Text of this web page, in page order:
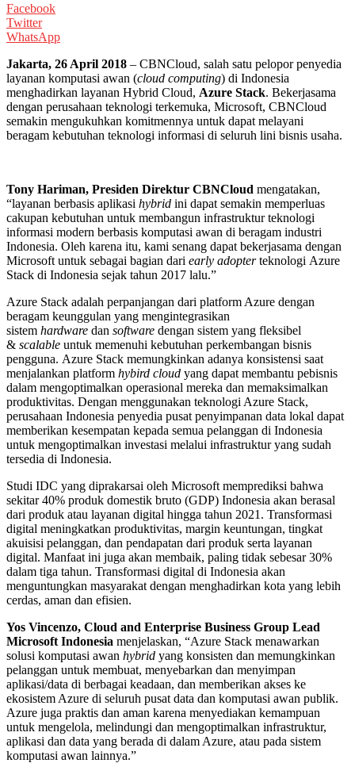
Facebook
Twitter
WhatsApp
Jakarta, 26 April 2018 – CBNCloud, salah satu pelopor penyedia
layanan komputasi awan (cloud computing) di Indonesia
menghadirkan layanan Hybrid Cloud, Azure Stack. Bekerjasama
dengan perusahaan teknologi terkemuka, Microsoft, CBNCloud
semakin mengukuhkan komitmennya untuk dapat melayani
beragam kebutuhan teknologi informasi di seluruh lini bisnis usaha.
Tony Hariman, Presiden Direktur CBNCloud mengatakan,
“layanan berbasis aplikasi hybrid ini dapat semakin memperluas
cakupan kebutuhan untuk membangun infrastruktur teknologi
informasi modern berbasis komputasi awan di beragam industri
Indonesia. Oleh karena itu, kami senang dapat bekerjasama dengan
Microsoft untuk sebagai bagian dari early adopterteknologi Azure
Stack di Indonesia sejak tahun 2017 lalu.”
Azure Stack adalah perpanjangan dari platform Azure dengan
beragam keunggulan yang mengintegrasikan
sistem hardware dan software dengan sistem yang fleksibel
& scalable untuk memenuhi kebutuhan perkembangan bisnis
pengguna. Azure Stack memungkinkan adanya konsistensi saat
menjalankan platform hybird cloud yang dapat membantu pebisnis
dalam mengoptimalkan operasional mereka dan memaksimalkan
produktivitas. Dengan menggunakan teknologi Azure Stack,
perusahaan Indonesia penyedia pusat penyimpanan data lokal dapat
memberikan kesempatan kepada semua pelanggan di Indonesia
untuk mengoptimalkan investasi melalui infrastruktur yang sudah
tersedia di Indonesia.
Studi IDC yang diprakarsai oleh Microsoft memprediksi bahwa
sekitar 40% produk domestik bruto (GDP) Indonesia akan berasal
dari produk atau layanan digital hingga tahun 2021. Transformasi
digital meningkatkan produktivitas, margin keuntungan, tingkat
akuisisi pelanggan, dan pendapatan dari produk serta layanan
digital. Manfaat ini juga akan membaik, paling tidak sebesar 30%
dalam tiga tahun. Transformasi digital di Indonesia akan
menguntungkan masyarakat dengan menghadirkan kota yang lebih
cerdas, aman dan efisien.
Yos Vincenzo, Cloud and Enterprise Business Group Lead
Microsoft Indonesia menjelaskan, “Azure Stack menawarkan
solusi komputasi awan hybrid yang konsisten dan memungkinkan
pelanggan untuk membuat, menyebarkan dan menyimpan
aplikasi/data di berbagai keadaan, dan memberikan akses ke
ekosistem Azure di seluruh pusat data dan komputasi awan publik.
Azure juga praktis dan aman karena menyediakan kemampuan
untuk mengelola, melindungi dan mengoptimalkan infrastruktur,
aplikasi dan data yang berada di dalam Azure, atau pada sistem
komputasi awan lainnya.”